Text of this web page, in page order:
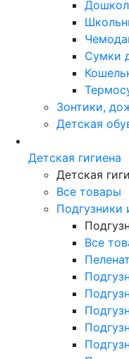
Сумки
Зонтики,
Детская
Детская гигиена
Детская
Все товары
Подгузники
Все